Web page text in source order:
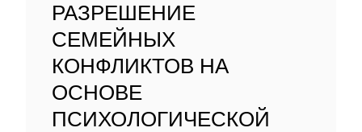
РАЗРЕШЕНИЕ
СЕМЕЙНЫХ
КОНФЛИКТОВ НА
ОСНОВЕ
ПСИХОЛОГИЧЕСКОЙ